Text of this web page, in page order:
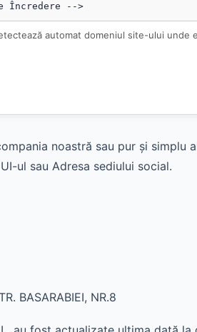
Încredere -->
automat domeniul site-ului unde
noastră sau pur și
ul sau Adresa sediului social.
BASARABIEI, NR.8